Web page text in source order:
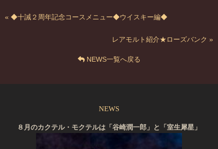
« ◆十誡２周年記念コースメニュー◆ウイスキー編◆
レアモルト紹介★ローズバンク »
NEWS一覧へ戻る
NEWS
８月のカクテル・モクテルは「谷崎潤一郎」と「室生犀星」